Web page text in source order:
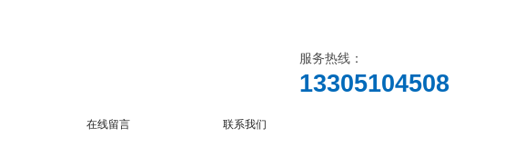
服务热线：
13305104508
在线留言 联系我们